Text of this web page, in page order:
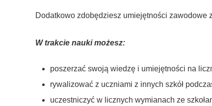
Dodatkowo zdobędziesz umiejętności zawodowe
W trakcie nauki możesz:
poszerzać swoją wiedzę i umiejętności na
rywalizować z uczniami z innych szkół
uczestniczyć w licznych wymianach ze